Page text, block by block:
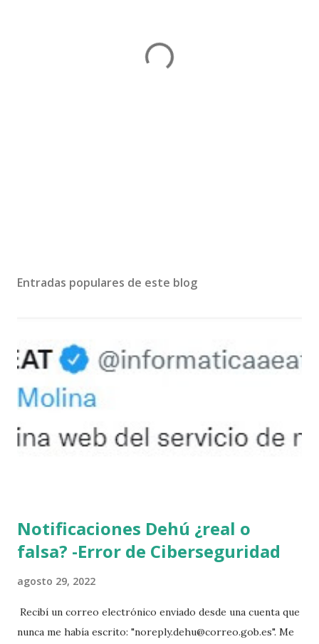
Entradas populares de este blog
Notificaciones Dehú ¿real o
falsa? -Error de Ciberseguridad
agosto 29, 2022
Recibí un correo electrónico enviado desde una cuenta que
nunca me había escrito: "noreply.dehu@correo.gob.es". Me